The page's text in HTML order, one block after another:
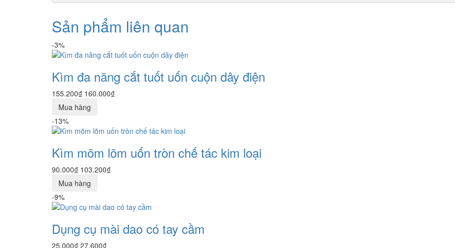
Sản phẩm liên quan
-3%
Kìm đa năng cắt tuốt uốn cuộn dây điện
155.200₫ 160.000₫
Mua hàng
-13%
Kìm mõm lõm uốn tròn chế tác kim loại
90.000₫ 103.200₫
Mua hàng
-9%
Dụng cụ mài dao có tay cầm
25.000₫ 27.600₫